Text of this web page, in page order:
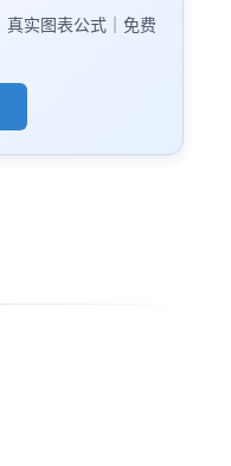
真实图表公式｜免费